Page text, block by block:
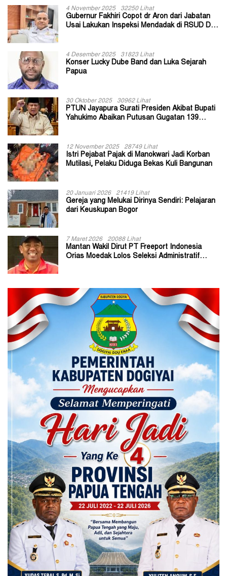
4 November 2025 32250 Lihat
Gubernur Fakhiri Copot dr Aron dari Jabatan
Usai Lakukan Inspeksi Mendadak di RSUD Dok
4 Desember 2025 31823 Lihat
Konser Lucky Dube Band dan Luka Sejarah
Papua
30 Oktober 2025 30962 Lihat
PTUN Jayapura Surati Presiden Akibat Bupati
Yahukimo Abaikan Putusan Gugatan 139
12 November 2025 28749 Lihat
Istri Pejabat Pajak di Manokwari Jadi Korban
Mutilasi, Pelaku Diduga Bekas Kuli Bangunan
20 Januari 2026 21419 Lihat
Gereja yang Melukai Dirinya Sendiri: Pelajaran
dari Keuskupan Bogor
7 Maret 2026 20088 Lihat
Mantan Wakil Dirut PT Freeport Indonesia
Orias Moedak Lolos Seleksi Administratif